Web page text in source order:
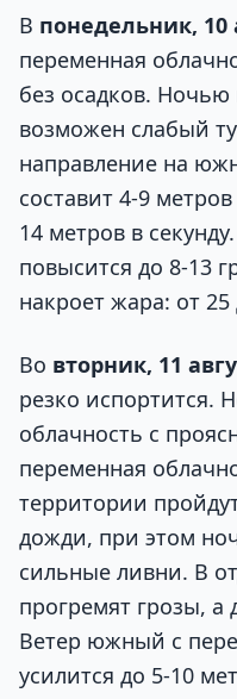
В понедельник, 10
переменная
без осадков.
возможен слабый
направление на
составит 4-9
14 метров в
повысится до 8-13
накроет жара: от 25
Во вторник, 11
резко испортится.
облачность с
переменная
территории
дожди, при этом
сильные ливни. В
прогремят грозы, а
Ветер южный с
усилится до 5-10